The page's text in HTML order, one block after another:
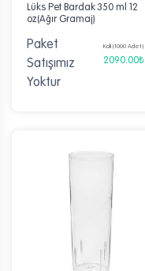
Lüks Pet Bardak 350 ml 12
oz(Ağır Gramaj)
Paket
Satışımız
Yoktur
Koli (1000 Adet)
2090.00₺